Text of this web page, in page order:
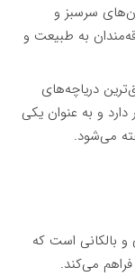
سرسبز و
به طبیعت و
دریاچه‌های
دارد و به عنوان یکی
می‌شود.
و بالکانی است که
می‌کند.